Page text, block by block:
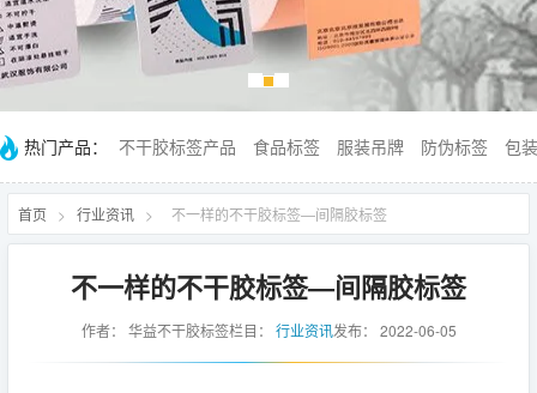
热门产品： 不干胶标签产品 食品标签 服装吊牌 防伪标签 包
首页 > 行业资讯 > 不一样的不干胶标签—间隔胶标签
不一样的不干胶标签—间隔胶标签
作者： 华益不干胶标签栏目： 行业资讯发布： 2022-06-05